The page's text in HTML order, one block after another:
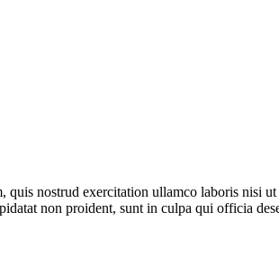
nostrud exercitation ullamco laboris nisi
non proident, sunt in culpa qui officia